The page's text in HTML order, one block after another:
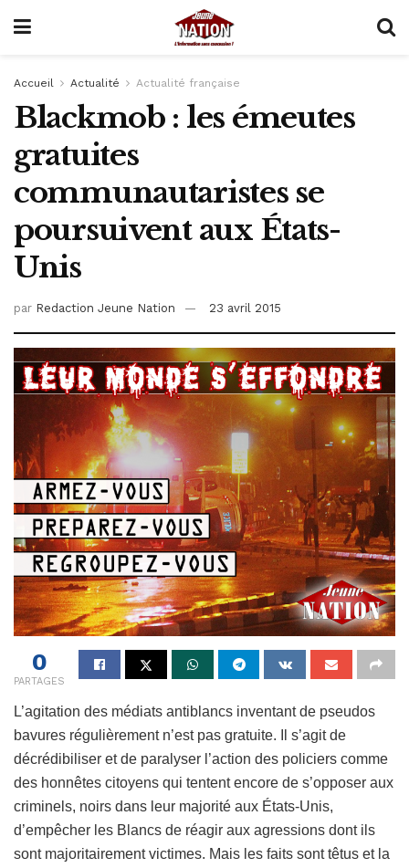
Accueil Actualité Actualité française
Blackmob : les émeutes
gratuites
communautaristes se
poursuivent aux États-
Unis
par Redaction Jeune Nation 23 avril 2015
0
PARTAGES
L’agitation des médiats antiblancs inventant de pseudos
bavures régulièrement n’est pas gratuite. Il s’agit de
décrédibiliser et de paralyser l’action des policiers comme
des honnêtes citoyens qui tentent encore de s’opposer aux
criminels, noirs dans leur majorité aux États-Unis,
d’empêcher les Blancs de réagir aux agressions dont ils
sont majoritairement victimes. Mais les faits sont têtus et la